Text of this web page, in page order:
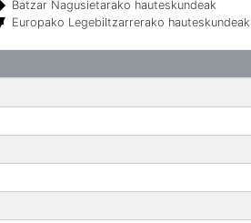
Batzar Nagusietarako hauteskundeak
Europako Legebiltzarrerako hauteskundeak